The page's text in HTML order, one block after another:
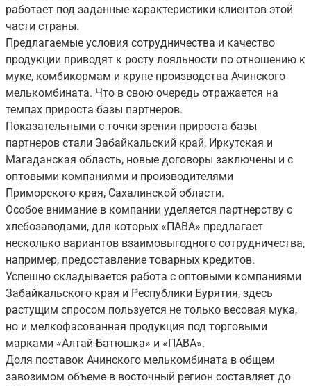
работает под заданные характеристики клиентов этой
части страны.
Предлагаемые условия сотрудничества и качество
продукции приводят к росту лояльности по отношению к
муке, комбикормам и крупе производства Ачинского
мелькомбината. Что в свою очередь отражается на
темпах прироста базы партнеров.
Показательными с точки зрения прироста базы
партнеров стали Забайкальский край, Иркутская и
Магаданская область, новые договоры заключены и с
оптовыми компаниями и производителями
Приморского края, Сахалинской области.
Особое внимание в компании уделяется партнерству с
хлебозаводами, для которых «ПАВА» предлагает
несколько вариантов взаимовыгодного сотрудничества,
например, предоставление товарных кредитов.
Успешно складывается работа с оптовыми компаниями
Забайкальского края и Республики Бурятия, здесь
растущим спросом пользуется не только весовая мука,
но и мелкофасованная продукция под торговыми
марками «Алтай-Батюшка» и «ПАВА».
Доля поставок Ачинского мелькомбината в общем
завозимом объеме в восточный регион составляет до